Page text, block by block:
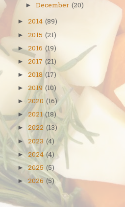
►December (20)
► 2014 (89)
► 2015 (21)
► 2016 (19)
► 2017 (21)
► 2018 (17)
► 2019 (10)
► 2020 (16)
► 2021 (18)
► 2022 (13)
► 2023 (4)
► 2024 (4)
► 2025 (5)
► 2026 (5)